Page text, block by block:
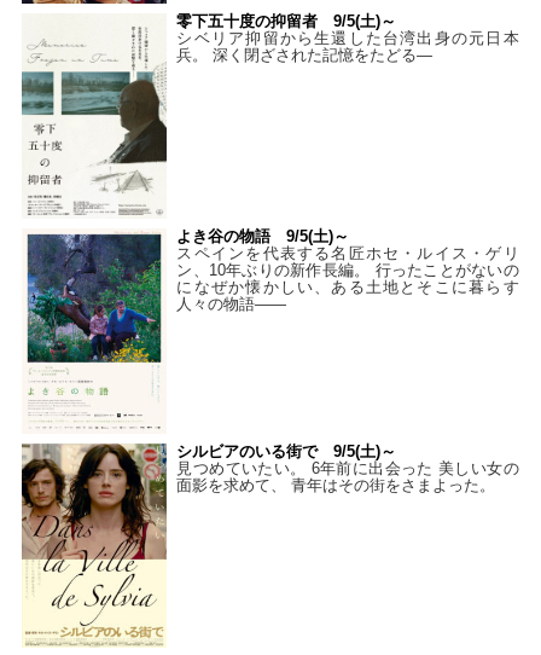
零下五十度の抑留者 9/5(土)～
シベリア抑留から生還した台湾出身の元日本
兵。 深く閉ざされた記憶をたどる—
よき谷の物語 9/5(土)～
スペインを代表する名匠ホセ・ルイス・ゲリ
ン、10年ぶりの新作長編。 行ったことがないの
になぜか懐かしい、ある土地とそこに暮らす
人々の物語――
シルビアのいる街で 9/5(土)～
見つめていたい。 6年前に出会った 美しい女の
面影を求めて、 青年はその街をさまよった。